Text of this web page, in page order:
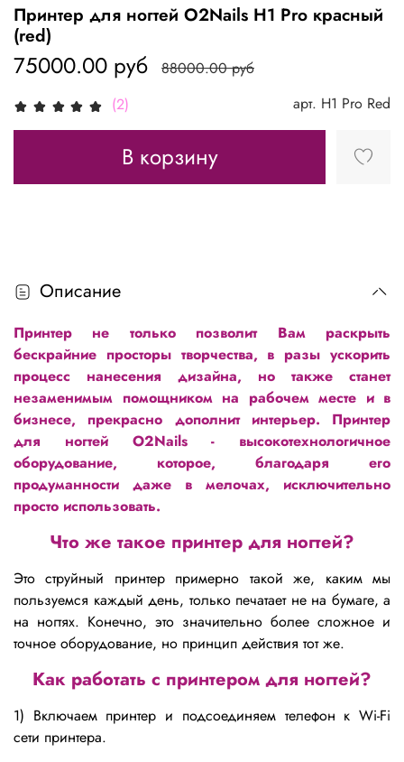
(2) арт. H1 Pro Red
Принтер для ногтей O2Nails H1 Pro красный
(red)
75000.00 руб 88000.00 руб
В корзину
Описание
Принтер не только позволит Вам раскрыть
бескрайние просторы творчества, в разы ускорить
процесс нанесения дизайна, но также станет
незаменимым помощником на рабочем месте и в
бизнесе, прекрасно дополнит интерьер. Принтер
для ногтей O2Nails - высокотехнологичное
оборудование, которое, благодаря его
продуманности даже в мелочах, исключительно
просто использовать.
Что же такое принтер для ногтей?
Это струйный принтер примерно такой же, каким мы
пользуемся каждый день, только печатает не на бумаге, а
на ногтях. Конечно, это значительно более сложное и
точное оборудование, но принцип действия тот же.
Как работать с принтером для ногтей?
1) Включаем принтер и подсоединяем телефон к Wi-Fi
сети принтера.